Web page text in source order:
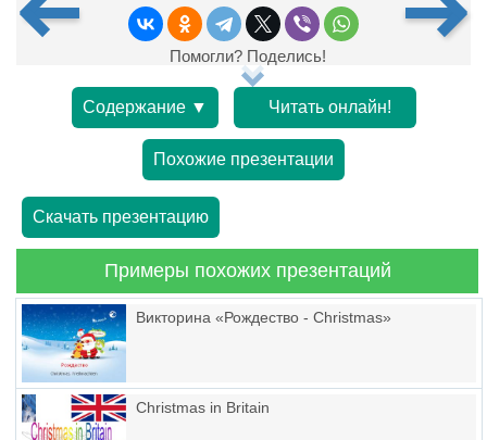
Помогли? Поделись!
Содержание ▼ Читать онлайн!
Похожие презентации
Скачать презентацию
Примеры похожих презентаций
Викторина «Рождество - Christmas»
Christmas in Britain